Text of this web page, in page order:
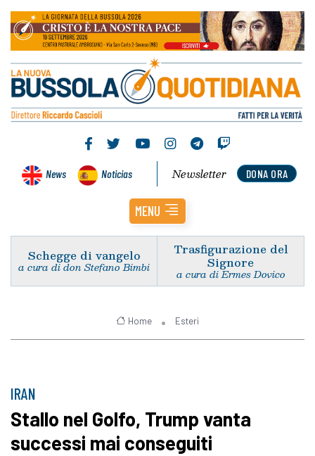
News Noticias DONA ORA
Newsletter
MENU
Schegge di vangelo
a cura di don Stefano Bimbi
Trasfigurazione del
Signore
a cura di Ermes Dovico
Home Esteri
IRAN
Stallo nel Golfo, Trump vanta
successi mai conseguiti